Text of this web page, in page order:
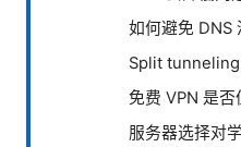
如何避免 DNS
Split tunneling
免费 VPN 是否
服务器选择对